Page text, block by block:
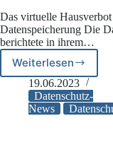
Das virtuelle
Datenspeicherung Die
berichtete in ihrem…
Weiterlesen
DSGVO
erlaubt
dauerhafte
19.06.2023
Datenschutz-
News